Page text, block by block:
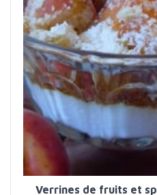
Verrines de fruits et